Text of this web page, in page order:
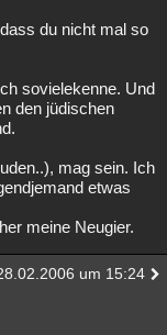
du nicht mal so
sovielekenne. Und
den jüdischen
mag sein. Ich
etwas
meine Neugier.
um 15:24